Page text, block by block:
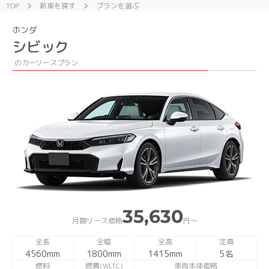
TOP chevron_right 新車を探す chevron_right プランを選ぶ
ホンダ
シビック
のカーリースプラン
月額リース価格35,630円〜
全長
4560mm
全幅
1800mm
全高
1415mm
定員
5名
燃料 燃費(WLTC) 車両本体価格